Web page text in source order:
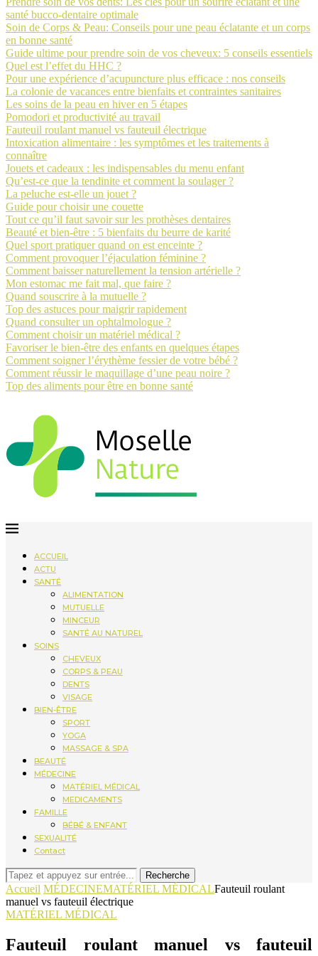
santé bucco-dentaire optimale
Soin de Corps & Peau: Conseils pour une peau éclatante et un corps
en bonne santé
Guide ultime pour prendre soin de vos cheveux: 5 conseils essentiels
Quel est l’effet du HHC ?
Pour une expérience d’acupuncture plus efficace : nos conseils
La colonie de vacances entre bienfaits et contraintes sanitaires
Les soins de la peau en hiver en 5 étapes
Pomodori et productivité au travail
Fauteuil roulant manuel vs fauteuil électrique
Intoxication alimentaire : les symptômes et les traitements à
connaître
Jouets et cadeaux : les indispensables du menu enfant
Qu’est-ce que la tendinite et comment la soulager ?
La peluche est-elle un jouet ?
Guide pour choisir une couette
Tout ce qu’il faut savoir sur les prothèses dentaires
Beauté et bien-être : 5 bienfaits du beurre de karité
Quel sport pratiquer quand on est enceinte ?
Comment provoquer l’éjaculation féminine ?
Comment baisser naturellement la tension artérielle ?
Mon estomac me fait mal, que faire ?
Quand souscrire à la mutuelle ?
Top des astuces pour maigrir rapidement
Quand consulter un ophtalmologue ?
Comment choisir un matériel médical ?
Favoriser le bien-être des enfants en quelques étapes
Comment soigner l’érythème fessier de votre bébé ?
Comment réussir le maquillage d’une peau noire ?
Top des aliments pour être en bonne santé
ACCUEIL
ACTU
SANTÉ
ALIMENTATION
MUTUELLE
MINCEUR
SANTÉ AU NATUREL
SOINS
CHEVEUX
CORPS & PEAU
DENTS
VISAGE
BIEN-ÊTRE
SPORT
YOGA
MASSAGE & SPA
BEAUTÉ
MÉDECINE
MATÉRIEL MÉDICAL
MEDICAMENTS
FAMILLE
BÉBÉ & ENFANT
SEXUALITÉ
Contact
Recherche
Accueil MÉDECINEMATÉRIEL MÉDICALFauteuil roulant
manuel vs fauteuil électrique
MATÉRIEL MÉDICAL
Fauteuil roulant manuel vs fauteuil